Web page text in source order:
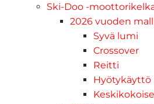
Ski-Doo -
2026 vuoden
Syvä lumi
Crossover
Reitti
Hyötykäyttö